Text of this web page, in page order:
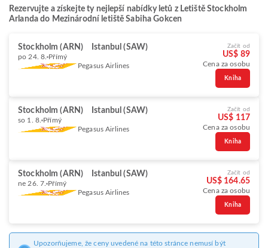
Rezervujte a získejte ty nejlepší nabídky letů z Letiště Stockholm
Arlanda do Mezinárodní letiště Sabiha Gokcen
Stockholm (ARN) Istanbul (SAW)
po 24. 8. Přímý
Pegasus Airlines
Začít od
US$ 89
Cena za osobu
Kniha
Stockholm (ARN) Istanbul (SAW)
so 1. 8. Přímý
Pegasus Airlines
Začít od
US$ 117
Cena za osobu
Kniha
Stockholm (ARN) Istanbul (SAW)
ne 26. 7. Přímý
Pegasus Airlines
Začít od
US$ 164.65
Cena za osobu
Kniha
Upozorňujeme, že ceny uvedené na této stránce nemusí být